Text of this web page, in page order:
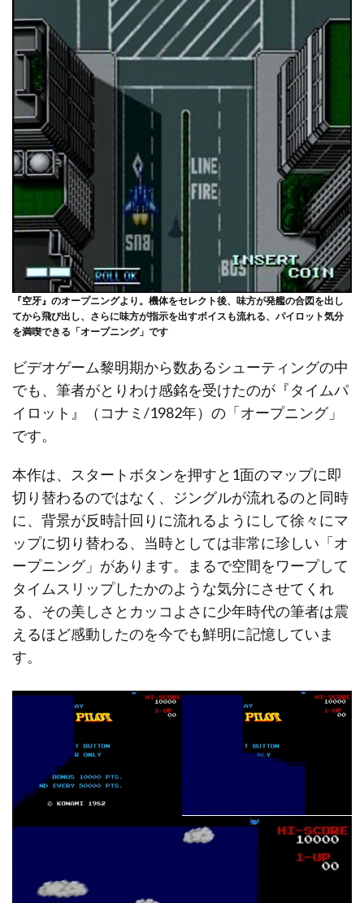
『空牙』のオープニングより。機体をセレクト後、味方が発艦の合図を出し
てから飛び出し、さらに味方が指示を出すボイスも流れる、パイロット気分
を満喫できる「オープニング」です
ビデオゲーム黎明期から数あるシューティングの中
でも、筆者がとりわけ感銘を受けたのが『タイムパ
イロット』（コナミ/1982年）の「オープニング」
です。
本作は、スタートボタンを押すと1面のマップに即
切り替わるのではなく、ジングルが流れるのと同時
に、背景が反時計回りに流れるようにして徐々にマ
ップに切り替わる、当時としては非常に珍しい「オ
ープニング」があります。まるで空間をワープして
タイムスリップしたかのような気分にさせてくれ
る、その美しさとカッコよさに少年時代の筆者は震
えるほど感動したのを今でも鮮明に記憶していま
す。